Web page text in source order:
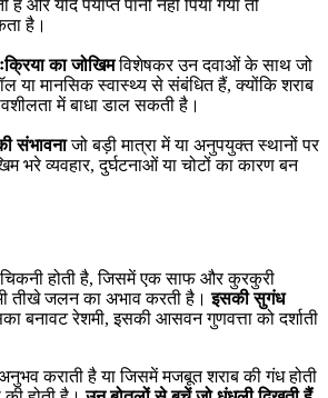
और यदि पर्याप्त पानी नहीं पिया गया तो
है।
का जोखिमविशेषकर उन दवाओं के साथ जो
या मानसिक स्वास्थ्य से संबंधित हैं, क्योंकि शराब
में बाधा डाल सकती है।
संभावनाजो बड़ी मात्रा में या अनुपयुक्त स्थानों पर
भरे व्यवहार, दुर्घटनाओं या चोटों का कारण बन
चिकनी होती है, जिसमें एक साफ और कुरकुरी
भी तीखे जलन का अभाव करती है।इसकी सुगंध
बनावट रेशमी, इसकी आसवन गुणवत्ता को दर्शाती
कराती है या जिसमें मजबूत शराब की गंध होती